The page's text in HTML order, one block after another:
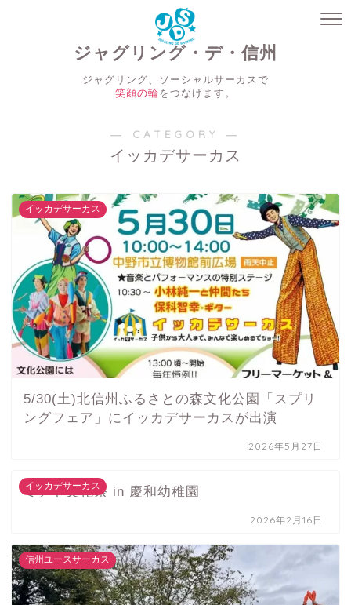
ジャグリング・デ・信州
ジャグリング、ソーシャルサーカスで
笑顔の輪をつなげます。
― CATEGORY ―
イッカデサーカス
イッカデサーカス
5/30(土)北信州ふるさとの森文化公園「スプリ
ングフェア」にイッカデサーカスが出演
2026年5月27日
イッカデサーカス
ミナト文化祭 in 慶和幼稚園
2026年2月16日
信州ユースサーカス